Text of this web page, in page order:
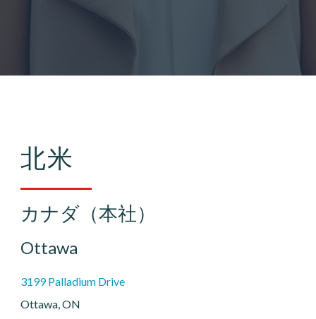
北米
カナダ（本社）
Ottawa
3199 Palladium Drive
Ottawa, ON